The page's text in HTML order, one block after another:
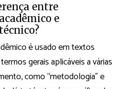
entre
e
é usado em textos
gerais aplicáveis a várias
como “metodologia” e